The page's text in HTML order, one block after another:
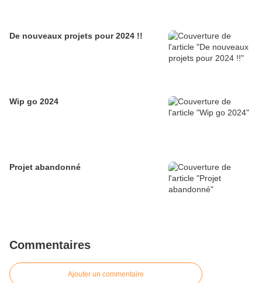
De nouveaux projets pour 2024 !!
Wip go 2024
Projet abandonné
Commentaires
Ajouter un commentaire